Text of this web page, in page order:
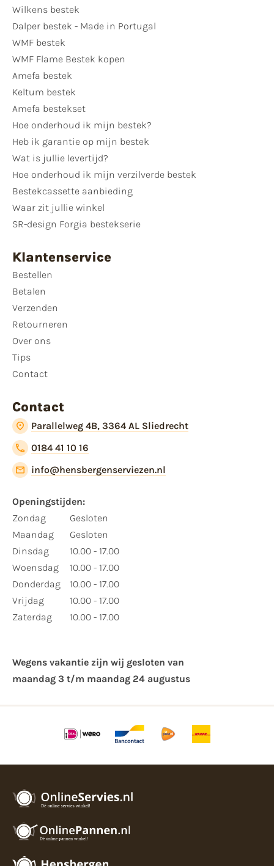
Wilkens bestek
Dalper bestek - Made in Portugal
WMF bestek
WMF Flame Bestek kopen
Amefa bestek
Keltum bestek
Amefa bestekset
Hoe onderhoud ik mijn bestek?
Heb ik garantie op mijn bestek
Wat is jullie levertijd?
Hoe onderhoud ik mijn verzilverde bestek
Bestekcassette aanbieding
Waar zit jullie winkel
SR-design Forgia bestekserie
Klantenservice
Bestellen
Betalen
Verzenden
Retourneren
Over ons
Tips
Contact
Contact
Parallelweg 4B, 3364 AL Sliedrecht
0184 41 10 16
info@hensbergenserviezen.nl
Openingstijden:
Zondag
Maandag
Dinsdag
Woensdag
Donderdag
Vrijdag
Zaterdag
Gesloten
Gesloten
10.00 - 17.00
10.00 - 17.00
10.00 - 17.00
10.00 - 17.00
10.00 - 17.00
Wegens vakantie zijn wij gesloten van ​
maandag 3 t/m maandag 24 augustus